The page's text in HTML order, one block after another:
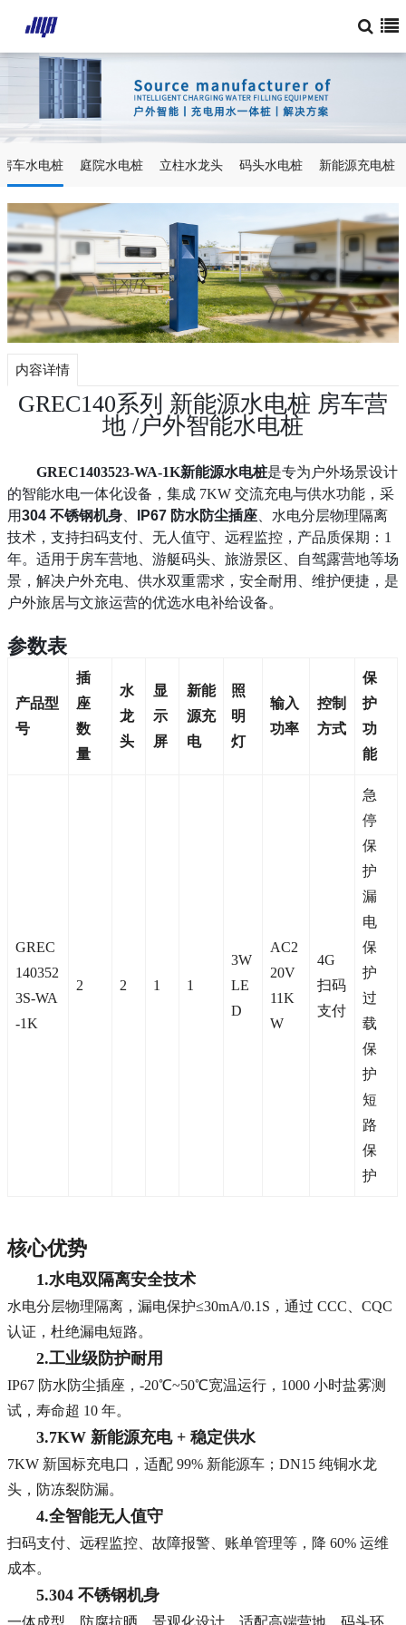
房车水电桩 庭院水电桩 立柱水龙头 码头水电桩 新能源充电桩
内容详情
GREC140系列 新能源水电桩 房车营
地 /户外智能水电桩
GREC1403523-WA-1K新能源水电桩是专为户外场景设计
的智能水电一体化设备，集成 7KW 交流充电与供水功能，采
用304 不锈钢机身 IP67 防水防尘插座 、水电分层物理隔离
技术，支持扫码支付、无人值守、远程监控，产品质保期：1
年。适用于房车营地、游艇码头、旅游景区、自驾露营地等场
景，解决户外充电、供水双重需求，安全耐用、维护便捷，是
户外旅居与文旅运营的优选水电补给设备。
参数表
产品型
号
插
座
数
量
水
龙
头
显
示
屏
新能
源充
电
照
明
灯
输入
功率
控制
方式
保
护
功
能
GREC
140352
3S-WA
-1K
2 2 1 1
3W
LE
D
AC2
20V
11K
W
4G
扫码
支付
急
停
保
护
漏
电
保
护
过
载
保
护
短
路
保
护
核心优势
1.水电双隔离安全技术
水电分层物理隔离，漏电保护≤30mA/0.1S，通过 CCC、CQC
认证，杜绝漏电短路。
2.工业级防护耐用
IP67 防水防尘插座，-20℃~50℃宽温运行，1000 小时盐雾测
试，寿命超 10 年。
3.7KW 新能源充电 + 稳定供水
7KW 新国标充电口，适配 99% 新能源车；DN15 纯铜水龙
头，防冻裂防漏。
4.全智能无人值守
扫码支付、远程监控、故障报警、账单管理等，降 60% 运维
成本。
5.304 不锈钢机身